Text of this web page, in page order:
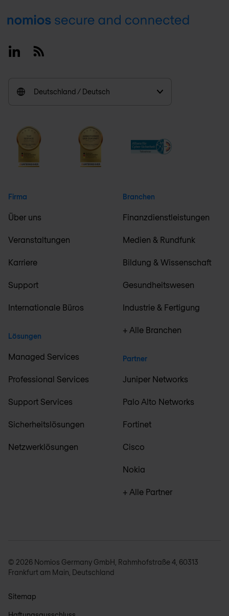
Footer
LinkedinRSS
Deutschland / Deutsch
Firma
Über uns
Veranstaltungen
Karriere
Support
Internationale Büros
Lösungen
Managed Services
Professional Services
Support Services
Sicherheitslösungen
Netzwerklösungen
Branchen
Finanzdienstleistungen
Medien & Rundfunk
Bildung & Wissenschaft
Gesundheitswesen
Industrie & Fertigung
+ Alle Branchen
Partner
Juniper Networks
Palo Alto Networks
Fortinet
Cisco
Nokia
+ Alle Partner
© 2026 Nomios Germany GmbH, Rahmhofstraße 4, 60313
Frankfurt am Main, Deutschland
Sitemap